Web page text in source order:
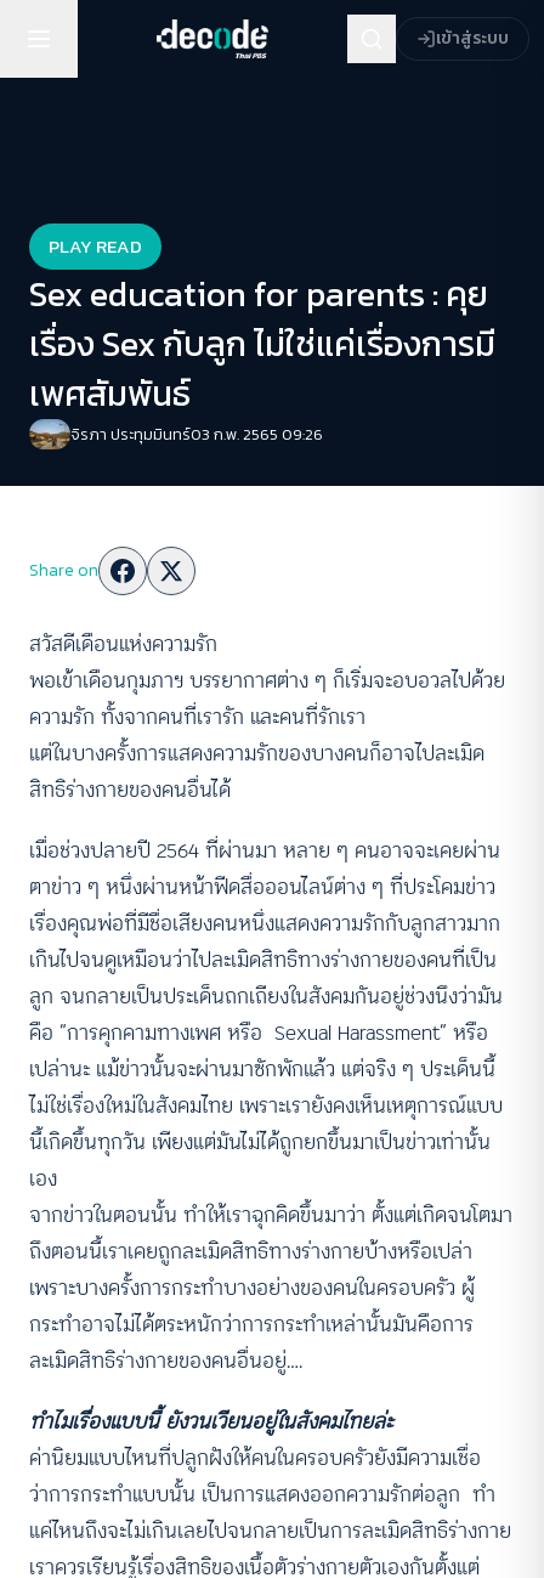
เข้าสู่ระบบ
PLAY READ
Sex education for parents : คุย
เรื่อง Sex กับลูก ไม่ใช่แค่เรื่องการมี
เพศสัมพันธ์
จิรภา ประทุมมินทร์03 ก.พ. 2565 09:26
Share on
สวัสดีเดือนแห่งความรัก
พอเข้าเดือนกุมภาฯ บรรยากาศต่าง ๆ ก็เริ่มจะอบอวลไปด้วย
ความรัก ทั้งจากคนที่เรารัก และคนที่รักเรา
แต่ในบางครั้งการแสดงความรักของบางคนก็อาจไปละเมิด
สิทธิร่างกายของคนอื่นได้
เมื่อช่วงปลายปี 2564 ที่ผ่านมา หลาย ๆ คนอาจจะเคยผ่าน
ตาข่าว ๆ หนึ่งผ่านหน้าฟีดสื่อออนไลน์ต่าง ๆ ที่ประโคมข่าว
เรื่องคุณพ่อที่มีชื่อเสียงคนหนึ่งแสดงความรักกับลูกสาวมาก
เกินไปจนดูเหมือนว่าไปละเมิดสิทธิทางร่างกายของคนที่เป็น
ลูก จนกลายเป็นประเด็นถกเถียงในสังคมกันอยู่ช่วงนึงว่ามัน
คือ “การคุกคามทางเพศ หรือ Sexual Harassment” หรือ
เปล่านะ แม้ข่าวนั้นจะผ่านมาซักพักแล้ว แต่จริง ๆ ประเด็นนี้
ไม่ใช่เรื่องใหม่ในสังคมไทย เพราะเรายังคงเห็นเหตุการณ์แบบ
นี้เกิดขึ้นทุกวัน เพียงแต่มันไม่ได้ถูกยกขึ้นมาเป็นข่าวเท่านั้น
เอง
จากข่าวในตอนนั้น ทำให้เราฉุกคิดขึ้นมาว่า ตั้งแต่เกิดจนโตมา
ถึงตอนนี้เราเคยถูกละเมิดสิทธิทางร่างกายบ้างหรือเปล่า
เพราะบางครั้งการกระทำบางอย่างของคนในครอบครัว ผู้
กระทำอาจไม่ได้ตระหนักว่าการกระทำเหล่านั้นมันคือการ
ละเมิดสิทธิร่างกายของคนอื่นอยู่….
ทำไมเรื่องแบบนี้ ยังวนเวียนอยู่ในสังคมไทยล่ะ
ค่านิยมแบบไหนที่ปลูกฝังให้คนในครอบครัวยังมีความเชื่อ
ว่าการกระทำแบบนั้น เป็นการแสดงออกความรักต่อลูก ทำ
แค่ไหนถึงจะไม่เกินเลยไปจนกลายเป็นการละเมิดสิทธิร่างกาย
เราควรเรียนรู้เรื่องสิทธิของเนื้อตัวร่างกายตัวเองกันตั้งแต่